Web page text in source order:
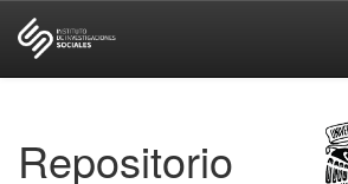
Repositorio